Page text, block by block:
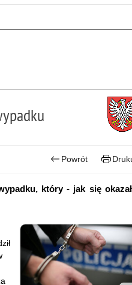
Powrót
który - jak się